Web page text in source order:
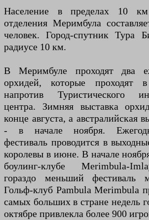
Население в пределах 10
отделения Меримбула
человек. Город-спутник Тура
радиусе 10 км.
В Меримбуле проходят два
орхидей, которые проходят
напротив Туристического
центра. Зимняя выставка
конце августа, а австралийская
- в начале ноября.
фестиваль проводится в
королевы в июне. В начале
боулинг-клубе Merimbula-
гораздо меньший фестиваль
Гольф-клуб Pambula Merimbula
самых больших в стране недель
октябре привлекла более 900